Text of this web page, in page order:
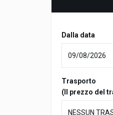
Dalla data
Trasporto
(Il prezzo del